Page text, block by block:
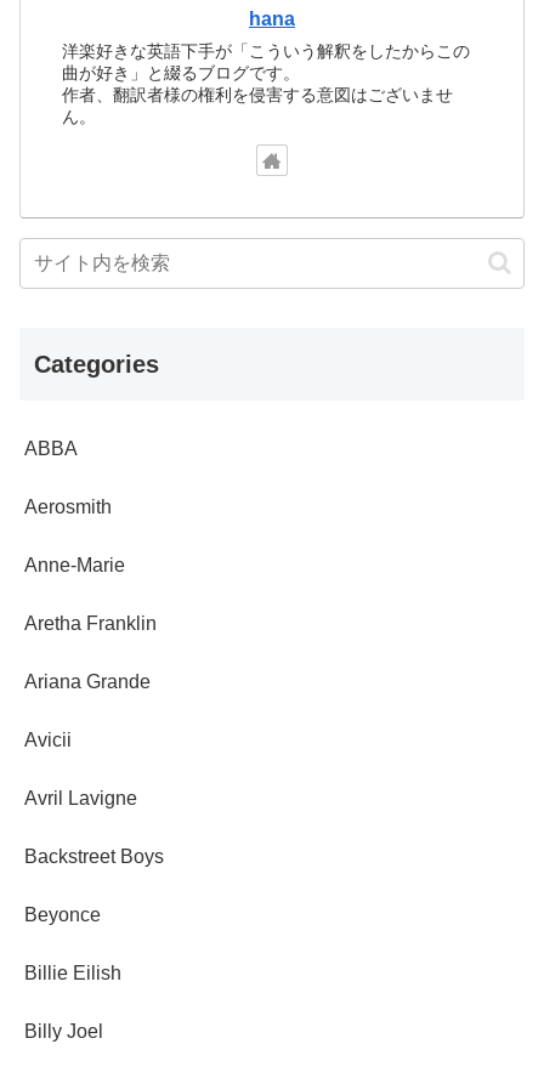
hana
洋楽好きな英語下手が「こういう解釈をしたからこの
曲が好き」と綴るブログです。
作者、翻訳者様の権利を侵害する意図はございませ
ん。
Categories
ABBA
Aerosmith
Anne-Marie
Aretha Franklin
Ariana Grande
Avicii
Avril Lavigne
Backstreet Boys
Beyonce
Billie Eilish
Billy Joel